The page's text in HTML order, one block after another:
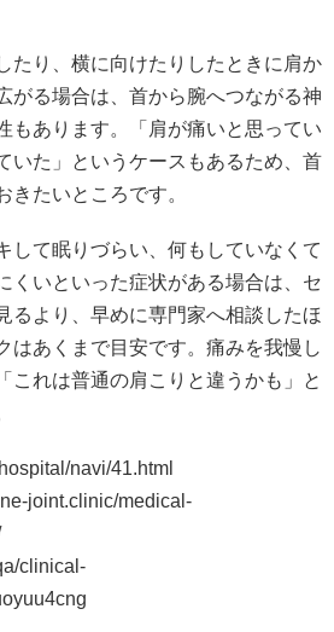
たり、横に向けたりしたときに肩か
がる場合は、首から腕へつながる神
もあります。「肩が痛いと思ってい
いた」というケースもあるため、首
きたいところです。
して眠りづらい、何もしていなくて
くいといった症状がある場合は、セ
るより、早めに専門家へ相談したほ
はあくまで目安です。痛みを我慢し
これは普通の肩こりと違うかも」と
navi/41.html
joint.clinic/medical-
clinical-